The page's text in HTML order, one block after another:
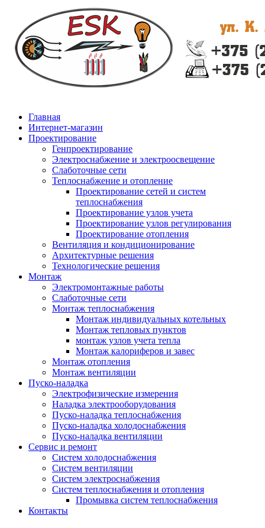
Главная
Интернет-магазин
Проектирование
Генпроектирование
Электроснабжение и электроосвещение
Слаботочные сети
Теплоснабжение и отопление
Проектирование сетей и систем
теплоснабжения
Проектирование узлов учета
Проектирование узлов регулирования
Проектирование отопления
Вентиляция и кондиционирование
Архитектурные решения
Технологические решения
Монтаж
Электромонтажные работы
Слаботочные сети
Монтаж теплоснабжения
Монтаж индивидуальных котельных
Монтаж тепловых пунктов
монтаж узлов учета тепла
Монтаж калориферов и завес
Монтаж отопления
Монтаж вентиляции
Пуско-наладка
Электрофизические измерения
Наладка электрооборудования
Пуско-наладка теплоснабжения
Пуско-наладка холодоснабжения
Пуско-наладка вентиляции
Сервис и ремонт
Систем холодоснабжения
Систем вентиляции
Систем электроснабжения
Систем теплоснабжения и отопления
Промывка систем теплоснабжения
Контакты